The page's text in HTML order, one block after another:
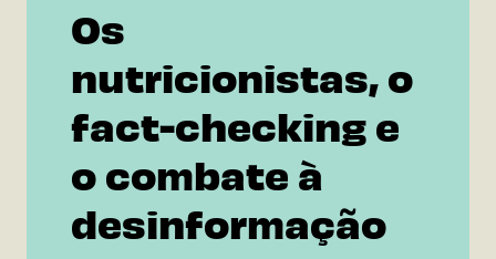
Os
nutricionistas, o
fact-checking e
o combate à
desinformação